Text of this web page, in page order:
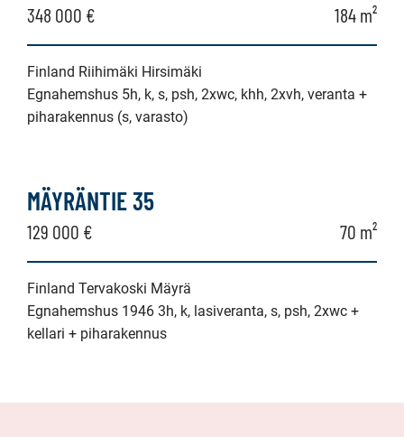
348 000 € 184 m²
Finland Riihimäki Hirsimäki
Egnahemshus 5h, k, s, psh, 2xwc, khh, 2xvh, veranta +
piharakennus (s, varasto)
MÄYRÄNTIE 35
129 000 € 70 m²
Finland Tervakoski Mäyrä
Egnahemshus 1946 3h, k, lasiveranta, s, psh, 2xwc +
kellari + piharakennus